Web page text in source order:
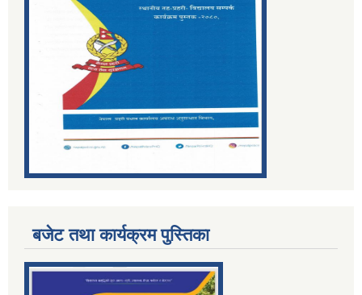
बजेट तथा कार्यक्रम पुस्तिका